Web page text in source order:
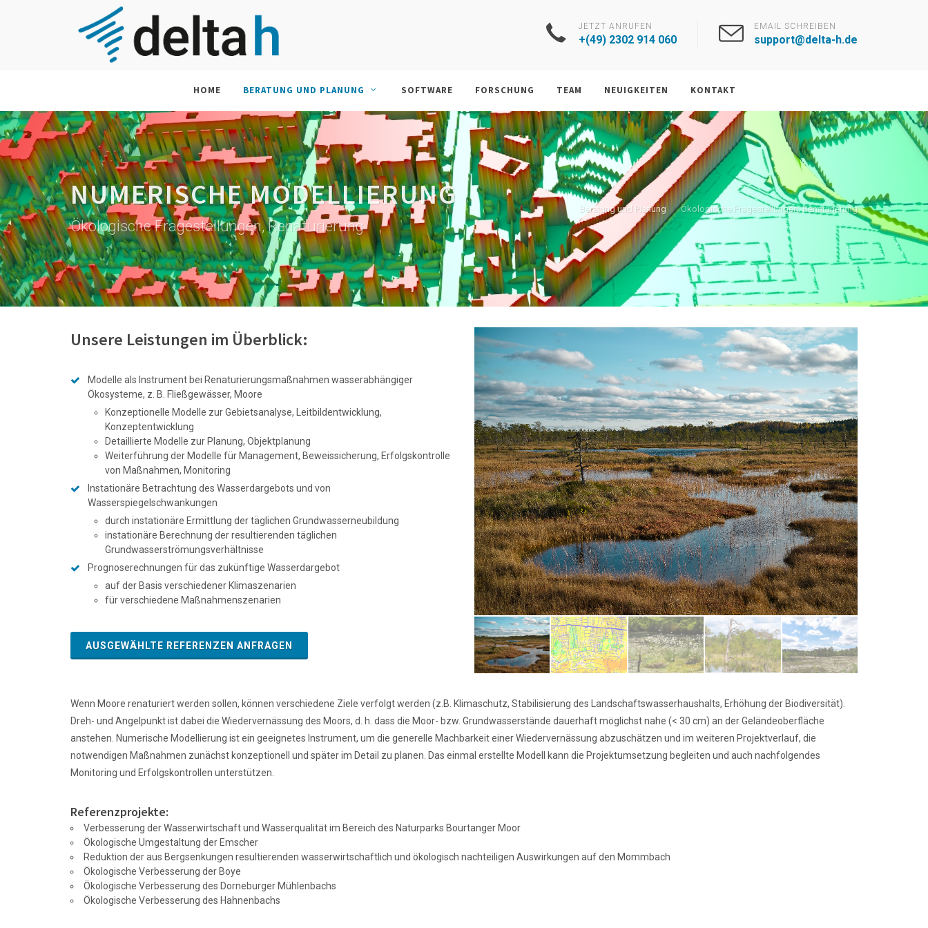
JETZT ANRUFEN
+(49) 2302 914 060
EMAIL SCHREIBEN
support@delta-h.de
HOME BERATUNG UND PLANUNG SOFTWARE FORSCHUNG TEAM NEUIGKEITEN KONTAKT
NUMERISCHE MODELLIERUNG
Ökologische Fragestellungen, Renaturierung
Beratung und Planung Ökologische Fragestellungen, Renaturierung
Unsere Leistungen im Überblick:
Modelle als Instrument bei Renaturierungsmaßnahmen wasserabhängiger
Ökosysteme, z. B. Fließgewässer, Moore
Konzeptionelle Modelle zur Gebietsanalyse, Leitbildentwicklung,
Konzeptentwicklung
Detaillierte Modelle zur Planung, Objektplanung
Weiterführung der Modelle für Management, Beweissicherung, Erfolgskontrolle
von Maßnahmen, Monitoring
Instationäre Betrachtung des Wasserdargebots und von
Wasserspiegelschwankungen
durch instationäre Ermittlung der täglichen Grundwasserneubildung
instationäre Berechnung der resultierenden täglichen
Grundwasserströmungsverhältnisse
Prognoserechnungen für das zukünftige Wasserdargebot
auf der Basis verschiedener Klimaszenarien
für verschiedene Maßnahmenszenarien
AUSGEWÄHLTE REFERENZEN ANFRAGEN
Wenn Moore renaturiert werden sollen, können verschiedene Ziele verfolgt werden (z.B. Klimaschutz, Stabilisierung des Landschaftswasserhaushalts, Erhöhung der Biodiversität).
Dreh- und Angelpunkt ist dabei die Wiedervernässung des Moors, d. h. dass die Moor- bzw. Grundwasserstände dauerhaft möglichst nahe (< 30 cm) an der Geländeoberfläche
anstehen. Numerische Modellierung ist ein geeignetes Instrument, um die generelle Machbarkeit einer Wiedervernässung abzuschätzen und im weiteren Projektverlauf, die
notwendigen Maßnahmen zunächst konzeptionell und später im Detail zu planen. Das einmal erstellte Modell kann die Projektumsetzung begleiten und auch nachfolgendes
Monitoring und Erfolgskontrollen unterstützen.
Referenzprojekte:
Verbesserung der Wasserwirtschaft und Wasserqualität im Bereich des Naturparks Bourtanger Moor
Ökologische Umgestaltung der Emscher
Reduktion der aus Bergsenkungen resultierenden wasserwirtschaftlich und ökologisch nachteiligen Auswirkungen auf den Mommbach
Ökologische Verbesserung der Boye
Ökologische Verbesserung des Dorneburger Mühlenbachs
Ökologische Verbesserung des Hahnenbachs